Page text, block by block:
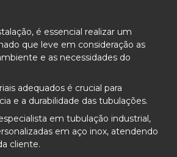
é essencial realizar um
que leve em consideração as
e as necessidades do
adequados é crucial para
e a durabilidade das tubulações.
em tubulação industrial,
em aço inox, atendendo
cliente.